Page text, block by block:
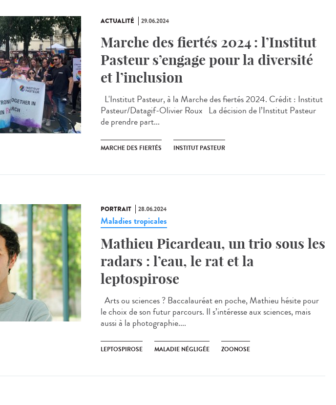
ACTUALITÉ 29.06.2024
Marche des fiertés 2024 : l’Institut
Pasteur s’engage pour la diversité
et l’inclusion
L'Institut Pasteur, à la Marche des fiertés 2024. Crédit : Institut
Pasteur/Datagif-Olivier Roux La décision de l’Institut Pasteur
de prendre part...
MARCHE DES FIERTÉS INSTITUT PASTEUR
PORTRAIT 28.06.2024
Maladies tropicales
Mathieu Picardeau, un trio sous les
radars : l’eau, le rat et la
leptospirose
Arts ou sciences ? Baccalauréat en poche, Mathieu hésite pour
le choix de son futur parcours. Il s’intéresse aux sciences, mais
aussi à la photographie....
LEPTOSPIROSE MALADIE NÉGLIGÉE ZOONOSE